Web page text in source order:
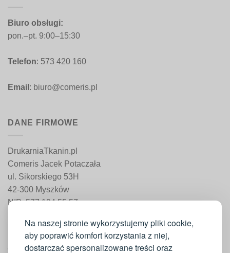
Na naszej stronie wykorzystujemy pliki cookie,
aby poprawić komfort korzystania z niej,
dostarczać spersonalizowane treści oraz
Biuro obsługi:
pon.–pt. 9:00–15:30
Telefon: 573 420 160
Email : biuro@comeris.pl
DANE FIRMOWE
DrukarniaTkanin.pl
Comeris Jacek Potaczała
ul. Sikorskiego 53H
42-300 Myszków
NIP: 577 194 55 57
WAŻNE INFORMACJE